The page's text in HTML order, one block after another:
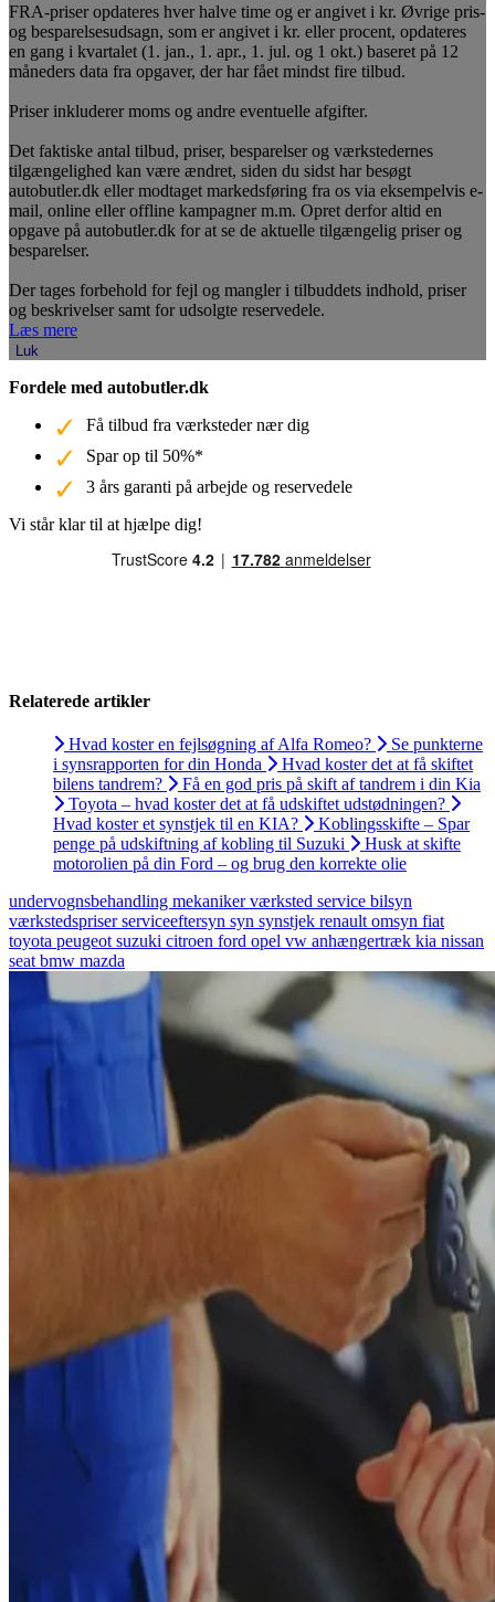
FRA-priser opdateres hver halve time og er angivet i kr. Øvrige pris-
og besparelsesudsagn, som er angivet i kr. eller procent, opdateres
en gang i kvartalet (1. jan., 1. apr., 1. jul. og 1 okt.) baseret på 12
måneders data fra opgaver, der har fået mindst fire tilbud.
Priser inkluderer moms og andre eventuelle afgifter.
Det faktiske antal tilbud, priser, besparelser og værkstedernes
tilgængelighed kan være ændret, siden du sidst har besøgt
autobutler.dk eller modtaget markedsføring fra os via eksempelvis e-
mail, online eller offline kampagner m.m. Opret derfor altid en
opgave på autobutler.dk for at se de aktuelle tilgængelig priser og
besparelser.
Der tages forbehold for fejl og mangler i tilbuddets indhold, priser
og beskrivelser samt for udsolgte reservedele.
Læs mere
Luk
Fordele med autobutler.dk
Få tilbud fra værksteder nær dig
Spar op til 50%*
3 års garanti på arbejde og reservedele
Vi står klar til at hjælpe dig!
Relaterede artikler
Hvad koster en fejlsøgning af Alfa Romeo?
Se punkterne
i synsrapporten for din Honda
Hvad koster det at få skiftet
bilens tandrem?
Få en god pris på skift af tandrem i din Kia
Toyota – hvad koster det at få udskiftet udstødningen?
Hvad koster et synstjek til en KIA?
Koblingsskifte – Spar
penge på udskiftning af kobling til Suzuki
Husk at skifte
motorolien på din Ford – og brug den korrekte olie
undervognsbehandling mekanikerværksted service bilsyn
værkstedspriserserviceeftersyn syn synstjek renault omsyn fiat
toyota peugeot suzuki citroen ford opel vw anhængertræk kia nissan
seat bmw mazda